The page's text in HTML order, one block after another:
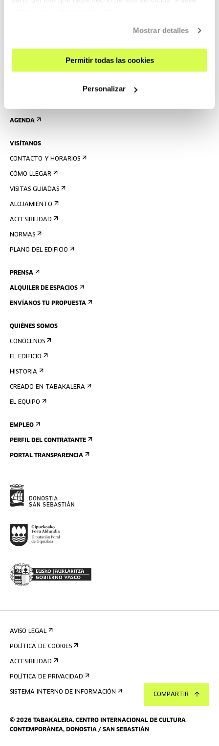
Mostrar detalles
Permitir todas las cookies
Personalizar
COMPARTIR
AGENDA
VISÍTANOS
CONTACTO Y HORARIOS
CÓMO LLEGAR
VISITAS GUIADAS
ALOJAMIENTO
ACCESIBILIDAD
NORMAS
PLANO DEL EDIFICIO
PRENSA
ALQUILER DE ESPACIOS
ENVÍANOS TU PROPUESTA
QUIÉNES SOMOS
CONÓCENOS
EL EDIFICIO
HISTORIA
CREADO EN TABAKALERA
EL EQUIPO
EMPLEO
PERFIL DEL CONTRATANTE
PORTAL TRANSPARENCIA
© 2026 TABAKALERA. CENTRO INTERNACIONAL DE CULTURA
CONTEMPORÁNEA, DONOSTIA / SAN SEBASTIÁN
AVISO LEGAL
POLÍTICA DE COOKIES
ACCESIBILIDAD
POLÍTICA DE PRIVACIDAD
SISTEMA INTERNO DE INFORMACIÓN